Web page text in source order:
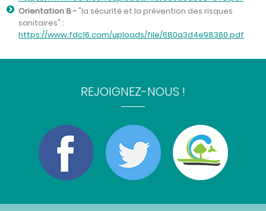
Orientation 8 -"la sécurité et la prévention des risques
sanitaires" :
https://www.fdc16.com/uploads/file/680a3d4e98360.pdf
REJOIGNEZ-NOUS !